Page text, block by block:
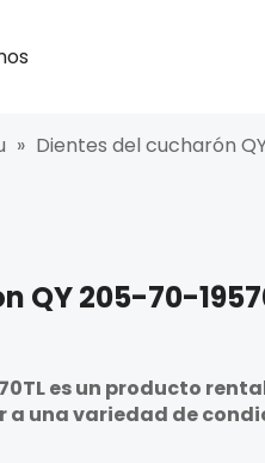
» Dientes del cucharón
QY 205-70-
es un producto
a una variedad de